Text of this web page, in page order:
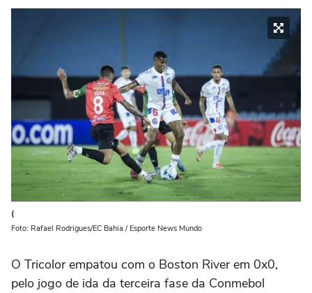
(
Foto: Rafael Rodrigues/EC Bahia / Esporte News Mundo
O Tricolor empatou com o Boston River em 0x0,
pelo jogo de ida da terceira fase da Conmebol